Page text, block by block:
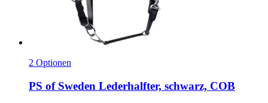
2 Optionen
PS of Sweden Lederhalfter, schwarz, COB